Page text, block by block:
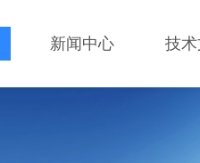
新闻中心 技